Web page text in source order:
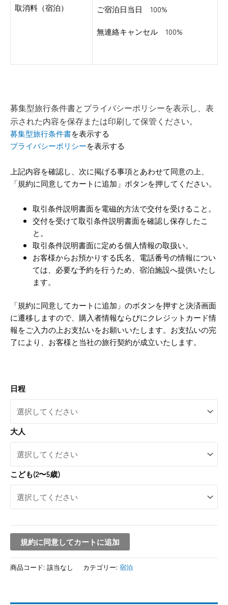
取消料（宿泊） ご宿泊日当日 100%
無連絡キャンセル 100%
募集型旅行条件書とプライバシーポリシーを表示し、表
示された内容を保存または印刷して保管ください。
募集型旅行条件書を表示する
プライバシーポリシーを表示する
上記内容を確認し、次に掲げる事項とあわせて同意の上、
「規約に同意してカートに追加」ボタンを押してください。
取引条件説明書面を電磁的方法で交付を受けること。
交付を受けて取引条件説明書面を確認し保存したこ
と。
取引条件説明書面に定める個人情報の取扱い。
お客様からお預かりする氏名、電話番号の情報につい
ては、必要な予約を行うため、宿泊施設へ提供いたし
ます。
「規約に同意してカートに追加」のボタンを押すと決済画面
に遷移しますので、購入者情報ならびにクレジットカード情
報をご入力の上お支払いをお願いいたします。お支払いの完
了により、お客様と当社の旅行契約が成立いたします。
日程
大人
こども(2〜5歳)
規約に同意してカートに追加
商品コード: 該当なし カテゴリー: 宿泊